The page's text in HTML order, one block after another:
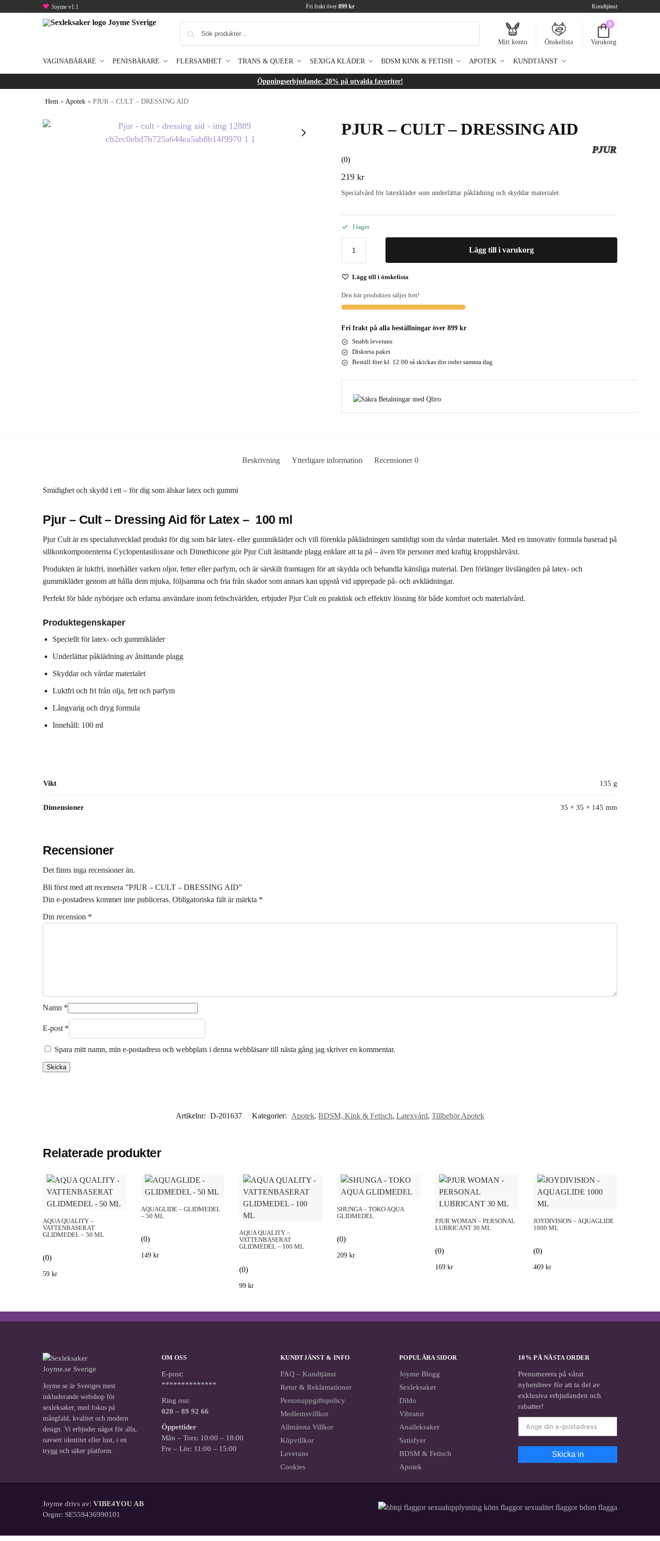
Joyme v1.1 Fri frakt över 899 kr Kundtjänst
Mitt konto Önskelista
0
Varukorg
VAGINABÄRARE PENISBÄRARE FLERSAMHET TRANS & QUEER SEXIGA KLÄDER BDSM KINK & FETISH APOTEK KUNDTJÄNST
Öppningserbjudande: 20% på utvalda favoriter!
Hem »Apotek »PJUR – CULT – DRESSING AID
PJUR – CULT – DRESSING AID
PJUR
(0)
219kr
Specialvård för latexkläder som underlättar påklädning och skyddar materialet.
I lager
Lägg till i varukorg
Lägg till i önskelista
Den här produkten säljer fort!
Fri frakt på alla beställningar över 899 kr
Snabb leverans
Diskreta paket
Beställ före kl. 12:00 så skickas din order samma dag
Beskrivning Ytterligare information Recensioner0
Smidighet och skydd i ett – för dig som älskar latex och gummi
Pjur – Cult – Dressing Aid för Latex – 100 ml
Pjur Cult är en specialutvecklad produkt för dig som bär latex- eller gummikläder och vill förenkla påklädningen samtidigt som du vårdar materialet. Med en innovativ formula baserad på
silikonkomponenterna Cyclopentasiloxane och Dimethicone gör Pjur Cult åtsittande plagg enklare att ta på – även för personer med kraftig kroppshårväxt.
Produkten är luktfri, innehåller varken oljor, fetter eller parfym, och är särskilt framtagen för att skydda och behandla känsliga material. Den förlänger livslängden på latex- och
gummikläder genom att hålla dem mjuka, följsamma och fria från skador som annars kan uppstå vid upprepade på- och avklädningar.
Perfekt för både nybörjare och erfarna användare inom fetischvärlden, erbjuder Pjur Cult en praktisk och effektiv lösning för både komfort och materialvård.
Produktegenskaper
Speciellt för latex- och gummikläder
Underlättar påklädning av åtsittande plagg
Skyddar och vårdar materialet
Luktfri och fri från olja, fett och parfym
Långvarig och dryg formula
Innehåll: 100 ml
Vikt 135 g
Dimensioner 35 × 35 × 145 mm
Recensioner
Det finns inga recensioner än.
Bli först med att recensera ”PJUR – CULT – DRESSING AID”
Din e-postadress kommer inte publiceras. Obligatoriska fält är märkta *
Din recension *
Namn *
E-post *
Spara mitt namn, min e-postadress och webbplats i denna webbläsare till nästa gång jag skriver en kommentar.
Artikelnr: D-201637 Kategorier: Apotek, BDSM, Kink & Fetisch, Latexvård, Tillbehör Apotek
Relaterade produkter
AQUA QUALITY –
VATTENBASERAT
GLIDMEDEL – 50 ML
(0)
59kr
AQUAGLIDE – GLIDMEDEL
– 50 ML
(0)
149 kr
AQUA QUALITY –
VATTENBASERAT
GLIDMEDEL – 100 ML
(0)
99 kr
SHUNGA – TOKO AQUA
GLIDMEDEL
(0)
209kr
PJUR WOMAN – PERSONAL
LUBRICANT 30 ML
(0)
169kr
JOYDIVISION – AQUAGLIDE
1000 ML
(0)
469 kr
Joyme.se är Sveriges mest
inkluderande webshop för
sexleksaker, med fokus på
mångfald, kvalitet och modern
design. Vi erbjuder något för alla,
oavsett identitet eller lust, i en
trygg och säker platform.
OM OSS
E-post:
**************
Ring oss:
020 – 89 92 66
Öppettider
Mån – Tors: 10:00 – 18:00
Fre – Lör: 11:00 – 15:00
KUNDTJÄNST & INFO
FAQ – Kundtjänst
Retur & Reklamationer
Personuppgiftspolicy
Medlemsvillkor
Allmänna Villkor
Köpvillkor
Leverans
Cookies
POPULÄRA SIDOR
Joyme Blogg
Sexleksaker
Dildo
Vibrator
Analleksaker
Satisfyer
BDSM & Fetisch
Apotek
10% PÅ NÄSTA ORDER
Prenumerera på vårat
nyhetsbrev för att ta del av
exklusiva erbjudanden och
rabatter!
Skicka in
Joyme drivs av: VIBE4YOU AB
Orgnr: SE559436990101